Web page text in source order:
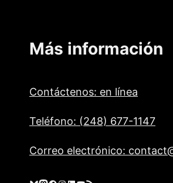
Más información
Contáctenos: en línea
Teléfono: (248) 677-1147
Correo electrónico: